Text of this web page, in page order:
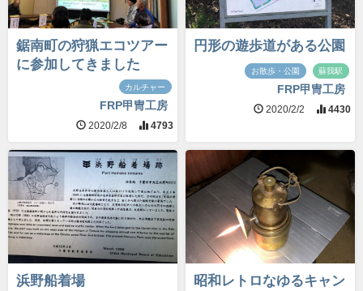
鋸南町の狩猟エコツアー
に参加してきました
カルチャー
FRP甲冑工房
2020/2/8 4793
円形の遊歩道がある公園
お散歩・公園 蘇我駅
FRP甲冑工房
2020/2/2 4430
浜野船着場
昭和レトロなゆるキャン